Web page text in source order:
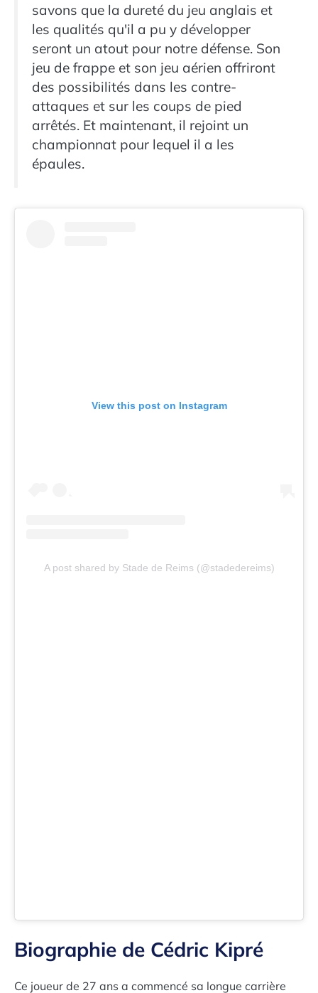
savons que la dureté du jeu anglais et
les qualités qu'il a pu y développer
seront un atout pour notre défense. Son
jeu de frappe et son jeu aérien offriront
des possibilités dans les contre-
attaques et sur les coups de pied
arrêtés. Et maintenant, il rejoint un
championnat pour lequel il a les
épaules.
View this post on Instagram
A post shared by Stade de Reims (@stadedereims)
Biographie de Cédric Kipré
Ce joueur de 27 ans a commencé sa longue carrière